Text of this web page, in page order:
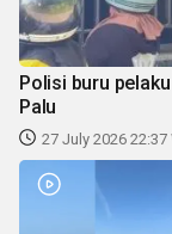
Polisi buru
Palu
27 July 2026 22:37